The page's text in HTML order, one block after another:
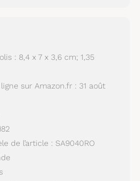
: 8,4 x 7 x 3,6 cm; 1,35
sur Amazon.fr : 31 août
de l’article : SA9040RO